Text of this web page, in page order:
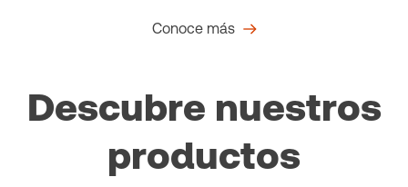
Conoce más
Descubre nuestros
productos